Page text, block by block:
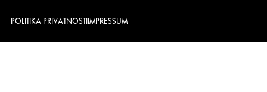
POLITIKA PRIVATNOSTI IMPRESSUM